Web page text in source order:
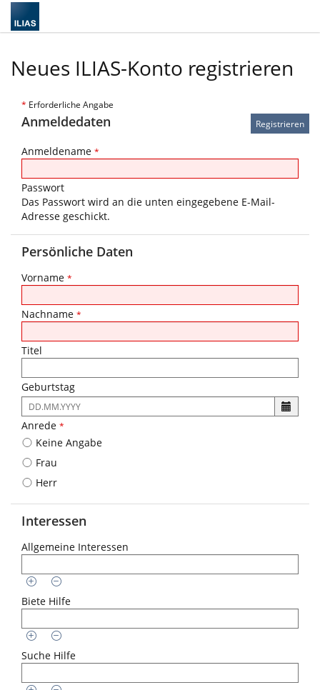
Neues ILIAS-Konto registrieren
* Erforderliche Angabe
Anmeldedaten
Anmeldename *
Passwort
Das Passwort wird an die unten eingegebene E-Mail-
Adresse geschickt.
Persönliche Daten
Vorname *
Nachname *
Titel
Geburtstag
Es
ist
folgendes
Eingabeformat
gefordert:
Anrede *
Keine Angabe
Frau
Herr
Interessen
Allgemeine Interessen
Biete Hilfe
Suche Hilfe